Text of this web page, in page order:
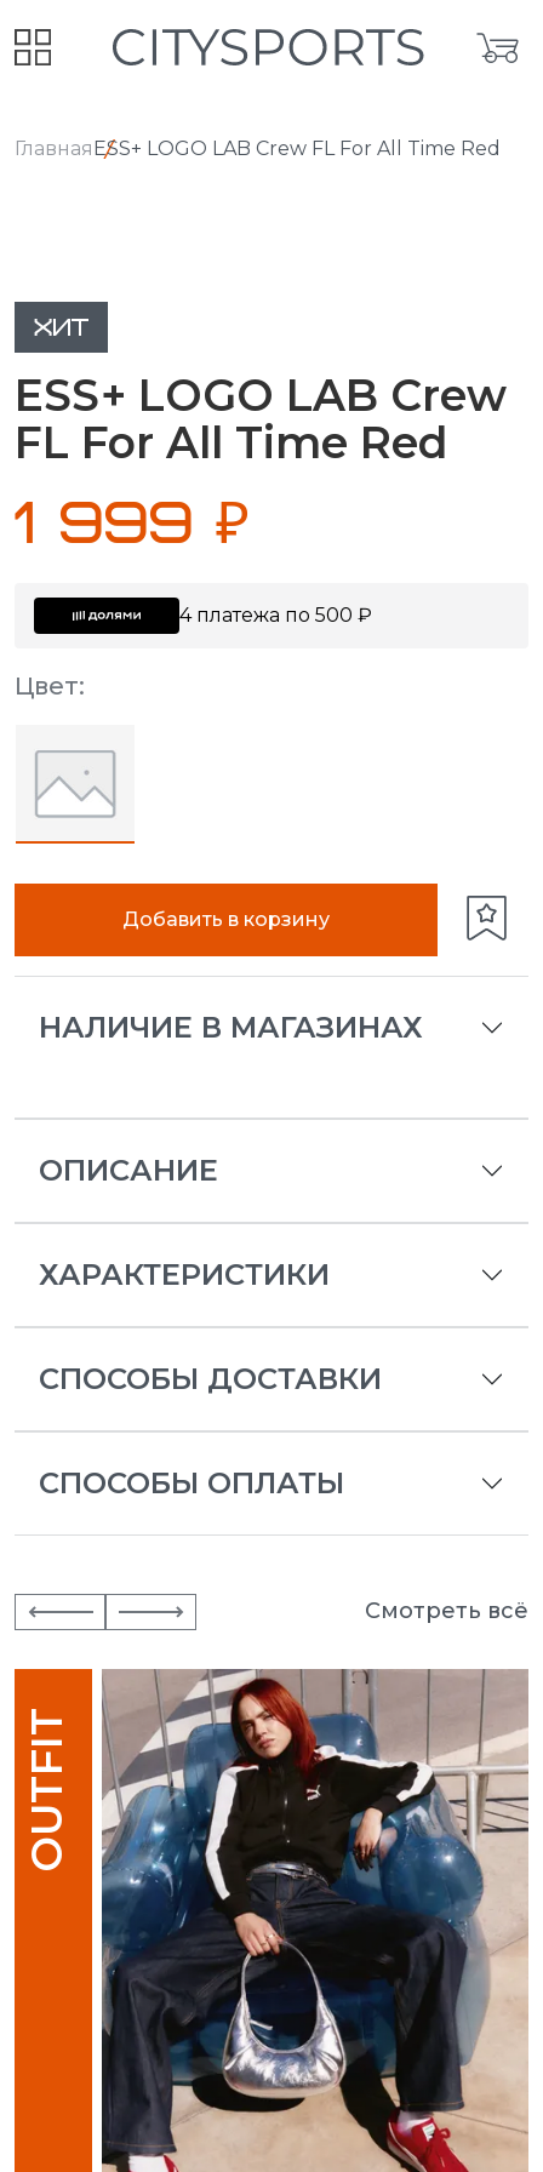
ГлавнаяESS+ LOGO LAB Crew FL For All Time Red
ХИТ
ESS+ LOGO LAB Crew
FL For All Time Red
1 999 ₽
4 платежа по 500 ₽
Цвет:
Добавить в корзину
НАЛИЧИЕ В МАГАЗИНАХ
ОПИСАНИЕ
ХАРАКТЕРИСТИКИ
СПОСОБЫ ДОСТАВКИ
СПОСОБЫ ОПЛАТЫ
Смотреть всё
OUTFIT